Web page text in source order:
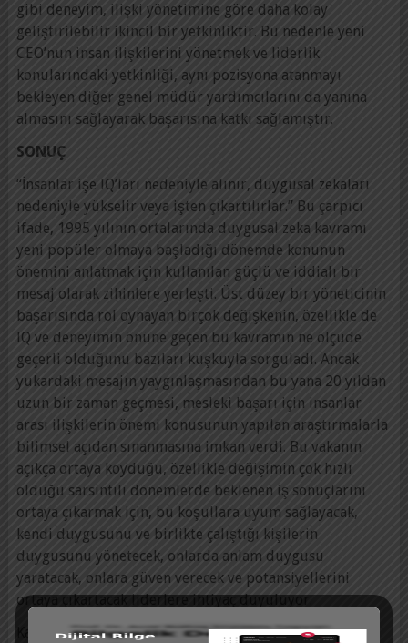
gibi deneyim, ilişki yönetimine göre daha kolay
geliştirilebilir ikincil bir yetkinliktir. Bu nedenle yeni
CEO’nun insan ilişkilerini yönetmek ve liderlik
konularındaki yetkinliği, aynı pozisyona atanmayı
bekleyen diğer genel müdür yardımcılarını da yanına
almasını sağlayarak başarısına katkı sağlamıştır.
SONUÇ
“İnsanlar işe IQ’ları nedeniyle alınır, duygusal zekaları
nedeniyle yükselir veya işten çıkartılırlar.” Bu çarpıcı
ifade, 1995 yılının ortalarında duygusal zeka kavramı
yeni popüler olmaya başladığı dönemde konunun
önemini anlatmak için kullanılan güçlü ve iddialı bir
mesaj olarak zihinlere yerleşti. Üst düzey bir yöneticinin
başarısında rol oynayan birçok değişkenin, özellikle de
IQ ve deneyimin önüne geçen bu kavramın ne ölçüde
geçerli olduğunu bazıları kuşkuyla sorguladı. Ancak
yukardaki mesajın yaygınlaşmasından bu yana 20 yıldan
uzun bir zaman geçmesi, mesleki başarı için insanlar
arası ilişkilerin önemi konusunun yapılan araştırmalarla
bilimsel açıdan sınanmasına imkan verdi. Bu vakanın
açıkça ortaya koyduğu, özellikle değişimin çok hızlı
olduğu sarsıntılı dönemlerde beklenen iş sonuçlarını
ortaya çıkarmak için, bu koşullara uyum sağlayacak,
kendi duygusunu ve birlikte çalıştığı kişilerin
duygusunu yönetecek, onlarda anlam duygusu
yaratacak, onlara güven verecek ve potansiyellerini
ortaya çıkartacak liderlere ihtiyaç duyuluyor.
Kaynakça: